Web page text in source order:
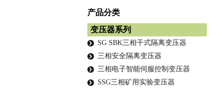
产品分类
变压器系列
SG SBK三相干式隔离变压器
三相安全隔离变压器
三相电子智能伺服控制变压器
SSG三相矿用实验变压器